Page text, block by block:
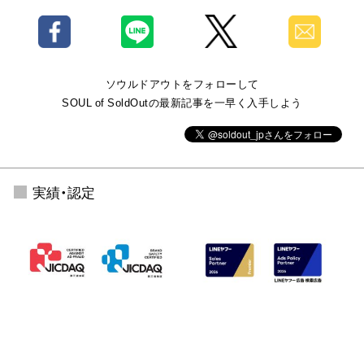
ソウルドアウトをフォローして
SOUL of SoldOutの最新記事を一早く入手しよう
実績・認定